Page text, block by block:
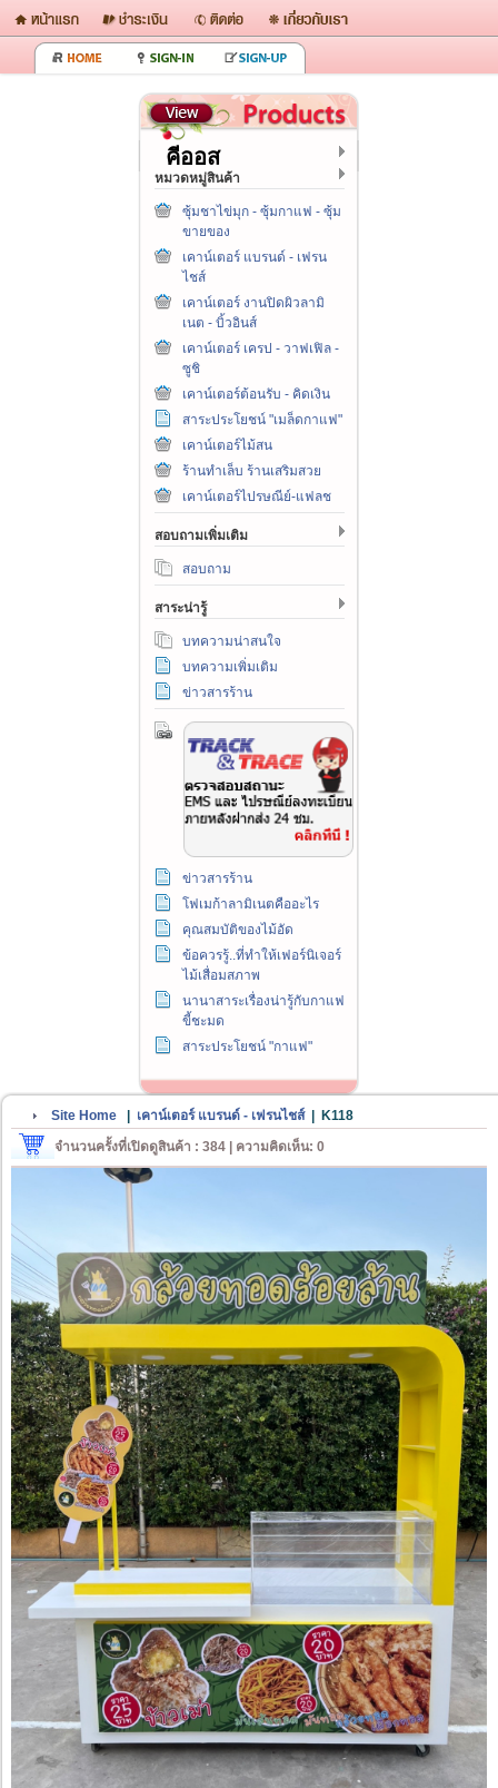
คีออส
หมวดหมู่สินค้า
ซุ้มชาไข่มุก - ซุ้มกาแฟ - ซุ้ม
ขายของ
เคาน์เตอร์ แบรนด์ - เฟรน
ไชส์
เคาน์เตอร์ งานปิดผิวลามิ
เนต - บิ้วอินส์
เคาน์เตอร์ เครป - วาฟเฟิล -
ซูชิ
เคาน์เตอร์ต้อนรับ - คิดเงิน
สาระประโยชน์ "เมล็ดกาแฟ"
เคาน์เตอร์ไม้สน
ร้านทำเล็บ ร้านเสริมสวย
เคาน์เตอร์ไปรษณีย์-แฟลช
สอบถามเพิ่มเติม
สอบถาม
สาระน่ารู้
บทความน่าสนใจ
บทความเพิ่มเติม
ข่าวสารร้าน
ข่าวสารร้าน
โฟเมก้าลามิเนตคืออะไร
คุณสมบัติของไม้อัด
ข้อควรรู้..ที่ทำให้เฟอร์นิเจอร์
ไม้เสื่อมสภาพ
นานาสาระเรื่องน่ารู้กับกาแฟ
ขี้ชะมด
สาระประโยชน์ "กาแฟ"
Site Home เคาน์เตอร์ แบรนด์ - เฟรนไชส์|
K118
จำนวนครั้งที่เปิดดูสินค้า : 384 | ความคิดเห็น: 0